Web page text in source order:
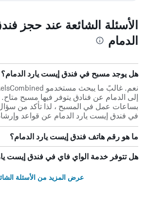
الأسئلة الشائعة عند حجز
الدمام
هل يوجد مسبح في فندق إيست يارد الدمام؟
إلى الدمام عن فنادق يتوفر فيها مسبح
بساعات عمل في المسبح ، لذا تأكد من
في فندق إيست يارد الدمام عن قواعد
ما هو رقم هاتف فندق إيست يارد الدمام؟
هل تتوفر خدمة الواي فاي في فندق إيست
عرض المزيد من الأسئلة